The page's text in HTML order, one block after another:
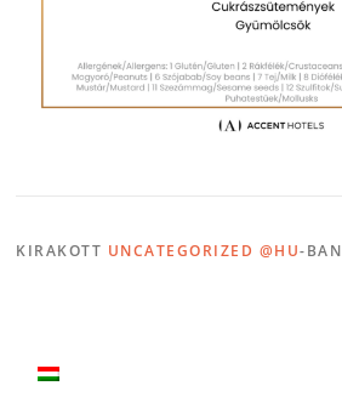
KIRAKOTT UNCATEGORIZED @HU-BAN